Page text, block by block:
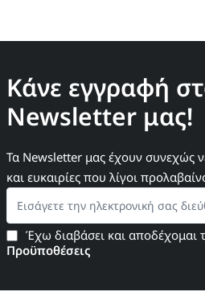
Κάνε εγγραφή
Newsletter μας!
Τα Newsletter μας έχουν συνεχώς
και ευκαιρίες που λίγοι
Εισάγετε
την
ηλεκτρονική
σας
διεύθυνση
Έχω διαβάσει και αποδέχομαι
Προϋποθέσεις